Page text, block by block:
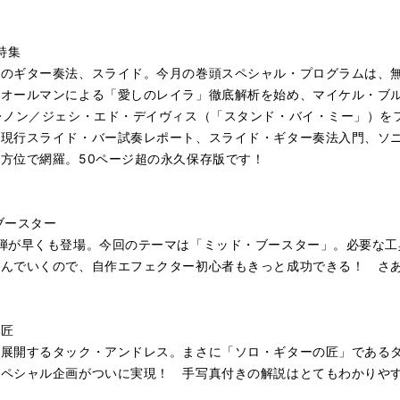
集
ギター奏法、スライド。今月の巻頭スペシャル・プログラムは、
ールマンによる「愛しのレイラ」徹底解析を始め、マイケル・ブ
ン／ジェシ・エド・デイヴィス（「スタンド・バイ・ミー」）
行スライド・バー試奏レポート、スライド・ギター奏法入門、ソ
位で網羅。50ページ超の永久保存版です！
スター
早くも登場。今回のテーマは「ミッド・ブースター」。必要な
でいくので、自作エフェクター初心者もきっと成功できる！ さ
開するタック・アンドレス。まさに「ソロ・ギターの匠」である
シャル企画がついに実現！ 手写真付きの解説はとてもわかりや